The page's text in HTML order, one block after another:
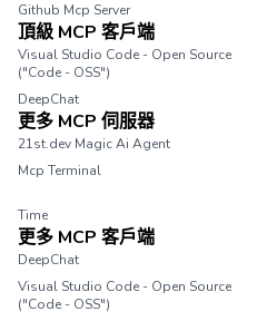
Github Mcp Server
頂級 MCP 客戶端
Visual Studio Code - Open Source
("Code - OSS")
DeepChat
更多 MCP 伺服器
21st.dev Magic Ai Agent
Mcp Terminal
Time
更多 MCP 客戶端
DeepChat
Visual Studio Code - Open Source
("Code - OSS")